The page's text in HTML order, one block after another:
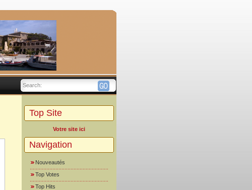
Search:
Top Site
Votre site ici
Navigation
Nouveautés
Top Votes
Top Hits